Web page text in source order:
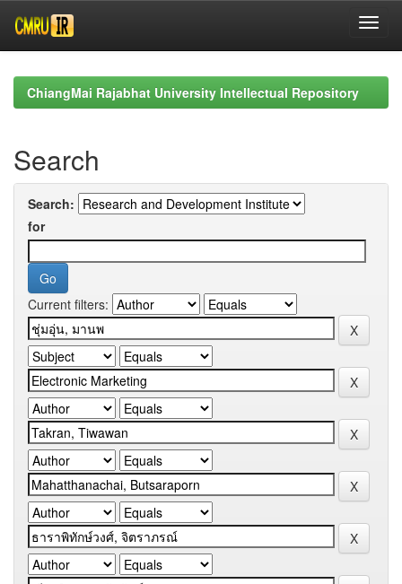
navigationChiangMai Rajabhat University Intellectual Repository
Search
Search:
for
Current filters: